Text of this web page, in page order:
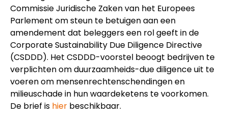
Commissie Juridische Zaken van het Europees
Parlement om steun te betuigen aan een
amendement dat beleggers een rol geeft in de
Corporate Sustainability Due Diligence Directive
(CSDDD). Het CSDDD-voorstel beoogt bedrijven te
verplichten om duurzaamheids-due diligence uit te
voeren om mensenrechtenschendingen en
milieuschade in hun waardeketens te voorkomen.
De brief is hier beschikbaar.